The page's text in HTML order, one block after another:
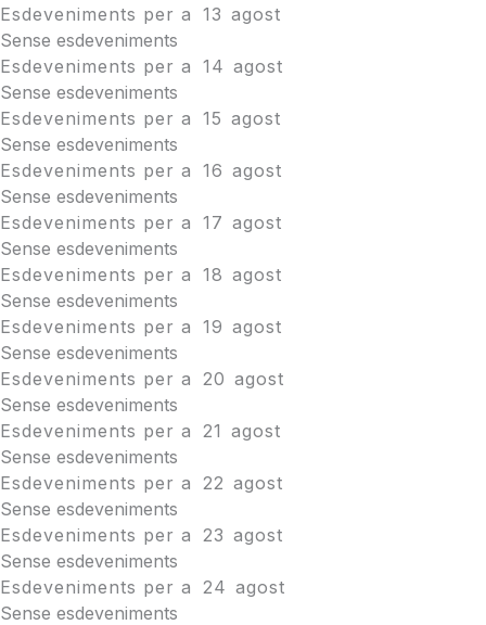
Esdeveniments per a 13 agost
Sense esdeveniments
Esdeveniments per a 14 agost
Sense esdeveniments
Esdeveniments per a 15 agost
Sense esdeveniments
Esdeveniments per a 16 agost
Sense esdeveniments
Esdeveniments per a 17 agost
Sense esdeveniments
Esdeveniments per a 18 agost
Sense esdeveniments
Esdeveniments per a 19 agost
Sense esdeveniments
Esdeveniments per a
20 agost
Sense esdeveniments
Esdeveniments per a
21 agost
Sense esdeveniments
Esdeveniments per a
22 agost
Sense esdeveniments
Esdeveniments per a
23 agost
Sense esdeveniments
Esdeveniments per a
24 agost
Sense esdeveniments